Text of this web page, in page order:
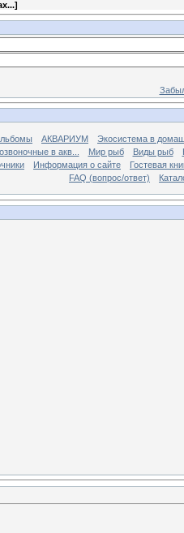
]
АКВАРИУМ
Экосистема в
в акв... Мир рыб Виды рыб
Информация о сайте
Гостевая
FAQ (вопрос/ответ)